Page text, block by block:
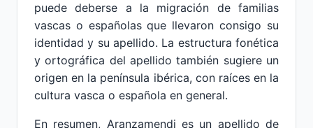
puede deberse a la migración de familias
vascas o españolas que llevaron consigo su
identidad y su apellido. La estructura fonética
y ortográfica del apellido también sugiere un
origen en la península ibérica, con raíces en la
cultura vasca o española en general.
En resumen, Aranzamendi es un apellido de